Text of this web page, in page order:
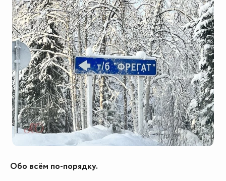
Обо всём по-порядку.